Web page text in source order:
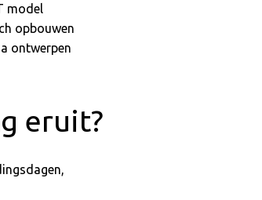
model
opbouwen
ontwerpen
eruit?